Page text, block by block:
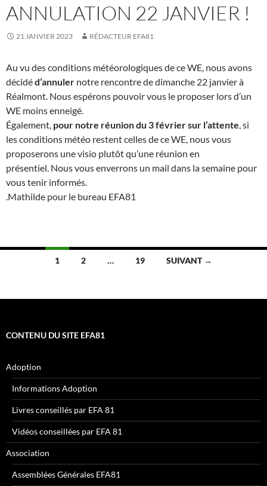
ANNULATION 22 JANVIER !
21 JANVIER 2023 RÉDACTEUR EFA81
Au vu des conditions météorologiques de ce WE, nous avons
décidéd’annuler notre rencontre de dimanche 22 janvier à
Réalmont. Nous espérons pouvoir vous le proposer lors d’un
WE moins enneigé.
Également, pour notre réunion du 3 février sur l’attente, si
les conditions météo restent celles de ce WE, nous vous
proposerons une visio plutôt qu’une réunion en
présentiel. Nous vous enverrons un mail dans la semaine pour
vous tenir informés.
.Mathilde pour le bureau EFA81
Navigation
articles
1 2 … 19 SUIVANT →
CONTENU DU SITE EFA81
Adoption
Informations Adoption
Livres conseillés par EFA 81
Vidéos conseillées par EFA 81
Association
Assemblées Générales EFA81